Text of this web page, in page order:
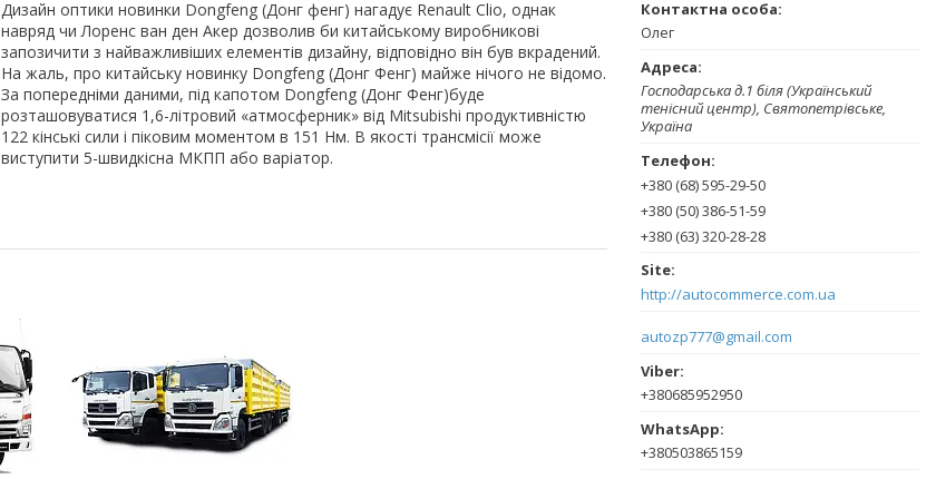
Дизайн оптики новинки Dongfeng (Донг фенг) нагадує Renault Clio, однак
навряд чи Лоренс ван ден Акер дозволив би китайському виробникові
запозичити з найважливіших елементів дизайну, відповідно він був вкрадений.
На жаль, про китайську новинку Dongfeng (Донг Фенг) майже нічого не відомо.
За попередніми даними, під капотом Dongfeng (Донг Фенг)буде
розташовуватися 1,6-літровий «атмосферник» від Mitsubishi продуктивністю
122 кінські сили і піковим моментом в 151 Нм. В якості трансмісії може
виступити 5-швидкісна МКПП або варіатор.
Олег
Господарська д.1 біля (Український
тенісний центр), Святопетрівське,
Україна
+380 (68) 595-29-50
+380 (50) 386-51-59
+380 (63) 320-28-28
http://autocommerce.com.ua
autozp777@gmail.com
+380685952950
+380503865159